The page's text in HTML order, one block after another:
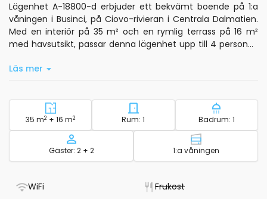
Lägenhet A-18800-d erbjuder ett bekvämt boende på 1:a
våningen i Businci, på Ciovo-rivieran i Centrala Dalmatien.
Med en interiör på 35 m² och en rymlig terrass på 16 m²
med havsutsikt, passar denna lägenhet upp till 4 personer.
vardagsrummet, vilket ger flexibilitet för både familjer och
mindre sällskap.
Här finns luftkonditionering i vardagsrummet, standard wi-
fi och satellit-TV för en smidig vistelse. Lägenheten har ett
privat kök utrustat med grundläggande köksutrustning och
vattenkokare, samt tvättmaskin för extra bekvämlighet.
Sängkläder, badrumsartiklar, handdukar och hårtork ingår.
för trevliga måltider.
Läs mer
Område - boende
35 m2 + 16 m2 Antal sovrum - boende
Rum: 1 Antal
Badrum: 1
Kapacitet
Gäster: 2 + 2 Våning -
1:a våningen
WiFi Frukost- Otillgängligt